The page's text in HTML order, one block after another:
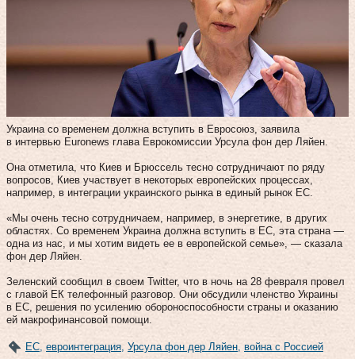
Украина со временем должна вступить в Евросоюз, заявила
в интервью Euronews глава Еврокомиссии Урсула фон дер Ляйен.
Она отметила, что Киев и Брюссель тесно сотрудничают по ряду
вопросов, Киев участвует в некоторых европейских процессах,
например, в интеграции украинского рынка в единый рынок ЕС.
«Мы очень тесно сотрудничаем, например, в энергетике, в других
областях. Со временем Украина должна вступить в ЕС, эта страна —
одна из нас, и мы хотим видеть ее в европейской семье», — сказала
фон дер Ляйен.
Зеленский сообщил в своем Twitter, что в ночь на 28 февраля провел
с главой ЕК телефонный разговор. Они обсудили членство Украины
в ЕС, решения по усилению обороноспособности страны и оказанию
ей макрофинансовой помощи.
ЕС евроинтеграция Урсула фон дер Ляйен война с Россией